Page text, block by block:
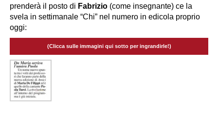
prenderà il posto di Fabrizio (come insegnante) ce la
svela in settimanale “Chi” nel numero in edicola proprio
oggi:
(Clicca sulle immagini qui sotto per ingrandirle!)